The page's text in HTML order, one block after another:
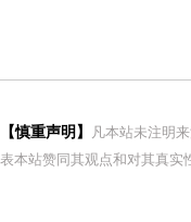
【慎重声明】
凡本站未注明
表本站赞同其观点和对其真实